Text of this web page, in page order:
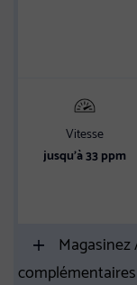
Vitesse
jusqu’à 33 ppm
complémentaires